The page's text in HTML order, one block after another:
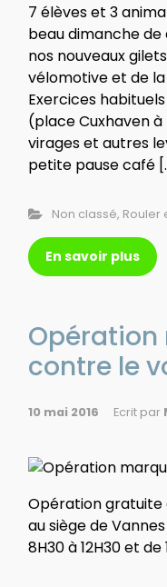
7 élèves et 3
beau dimanche de
nos nouveaux
vélomotive et de la
Exercices
(place Cuxhaven
virages et autres
petite pause café
Non classé, Rouler
En savoir plus
contre le
10 mai 2016 Ecrit par
Opération gratuite
au siège de
8H30 à 12H30 et de